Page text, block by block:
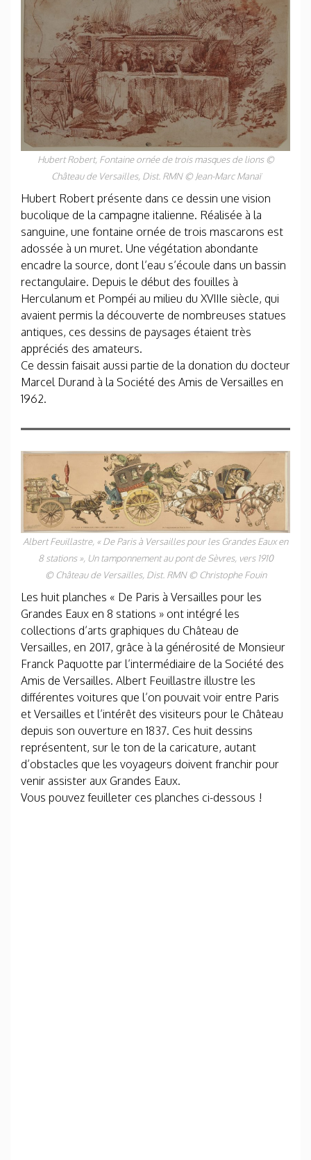
Hubert Robert, Fontaine ornée de trois masques de lions©
Château de Versailles, Dist. RMN © Jean-Marc Manaï
Hubert Robert présente dans ce dessin une vision
bucolique de la campagne italienne. Réalisée à la
sanguine, une fontaine ornée de trois mascarons est
adossée à un muret. Une végétation abondante
encadre la source, dont l’eau s’écoule dans un bassin
rectangulaire. Depuis le début des fouilles à
Herculanum et Pompéi au milieu du XVIIIe siècle, qui
avaient permis la découverte de nombreuses statues
antiques, ces dessins de paysages étaient très
appréciés des amateurs.
Ce dessin faisait aussi partie de la donation du docteur
Marcel Durand à la Société des Amis de Versailles en
1962.
Albert Feuillastre, « De Paris à Versailles pour les Grandes Eaux en
8 stations », Un tamponnement au pont de Sèvres, vers 1910
© Château de Versailles, Dist. RMN © Christophe Fouin
Les huit planches « De Paris à Versailles pour les
Grandes Eaux en 8 stations » ont intégré les
collections d’arts graphiques du Château de
Versailles, en 2017, grâce à la générosité de Monsieur
Franck Paquotte par l’intermédiaire de la Société des
Amis de Versailles. Albert Feuillastre illustre les
différentes voitures que l’on pouvait voir entre Paris
et Versailles et l’intérêt des visiteurs pour le Château
depuis son ouverture en 1837. Ces huit dessins
représentent, sur le ton de la caricature, autant
d’obstacles que les voyageurs doivent franchir pour
venir assister aux Grandes Eaux.
Vous pouvez feuilleter ces planches ci-dessous !